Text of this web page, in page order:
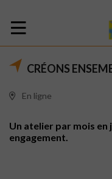
CRÉONS
En ligne
Un atelier par mois en
engagement.